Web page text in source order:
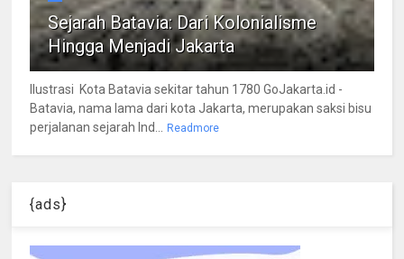
Sejarah Batavia: Dari Kolonialisme
Hingga Menjadi Jakarta
Ilustrasi Kota Batavia sekitar tahun 1780 GoJakarta.id -
Batavia, nama lama dari kota Jakarta, merupakan saksi bisu
perjalanan sejarah Ind... Readmore
{ads}